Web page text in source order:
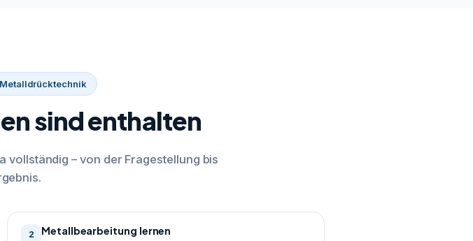
sind enthalten
vollständig – von der Fragestellung bis
2 Metallbearbeitung lernen